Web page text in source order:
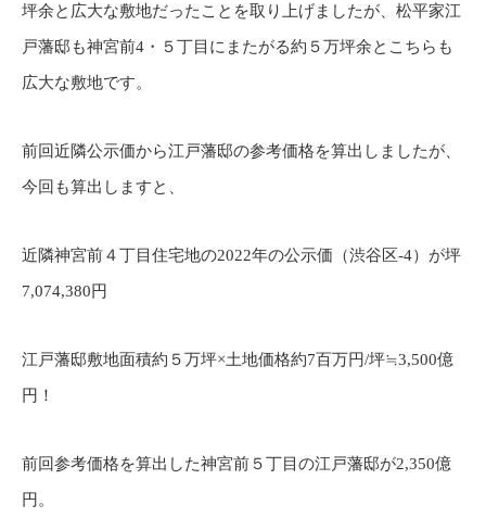
坪余と広大な敷地だったことを取り上げましたが、松平家江
戸藩邸も神宮前4・５丁目にまたがる約５万坪余とこちらも
広大な敷地です。
前回近隣公示価から江戸藩邸の参考価格を算出しましたが、
今回も算出しますと、
近隣神宮前４丁目住宅地の2022年の公示価（渋谷区-4）が坪
7,074,380円
江戸藩邸敷地面積約５万坪×土地価格約7百万円/坪≒3,500億
円！
前回参考価格を算出した神宮前５丁目の江戸藩邸が2,350億
円。